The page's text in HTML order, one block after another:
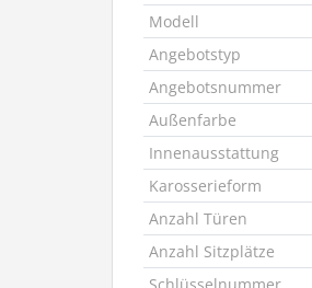
Modell
Angebotstyp
Angebotsnummer
Außenfarbe
Innenausstattung
Karosserieform
Anzahl Türen
Anzahl Sitzplätze